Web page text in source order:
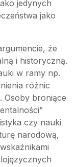
jedynych
jako
że
i historyczną.
w ramy np.
różnic
Osoby broniące
czy nauki
narodową,